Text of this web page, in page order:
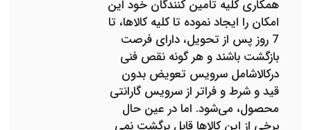
همکاری کلیه تامین‏‌ کنندگان خود این
امکان را ایجاد نموده تا کلیه کالاها، تا
7 روز پس از تحویل، دارای فرصت
بازگشت باشند و هر گونه نقص فنی
درکالاشامل سرویس تعویض بدون
قید و شرط و فراتر از سرویس گارانتی
محصول، می‏‌شود. اما در عین حال
برخی از این کالاها قابل برگشت نمی